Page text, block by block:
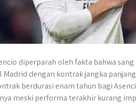
diperparah oleh fakta bahwa
dengan kontrak jangka
berdurasi enam tahun bagi
meski performa terakhir kurang